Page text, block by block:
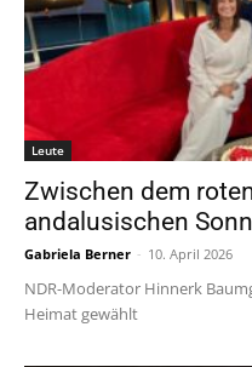
Leute
Zwischen dem
andalusischen
Gabriela Berner - 10. April 2026
NDR-Moderator Hinnerk
Heimat gewählt